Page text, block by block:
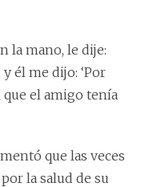
la mano, le dije:
y él me dijo: ‘Por
el amigo tenía
que las veces
la salud de su